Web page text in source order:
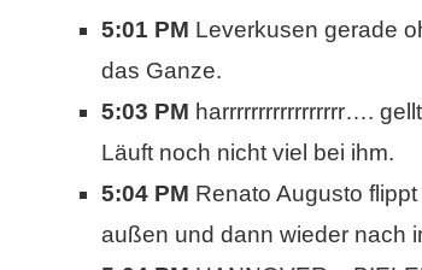
5:01 PM Leverkusen gerade
das Ganze.
5:03 PM harrrrrrrrrrrrrrrrr….
Läuft noch nicht viel bei ihm.
5:04 PM Renato Augusto
außen und dann wieder nach